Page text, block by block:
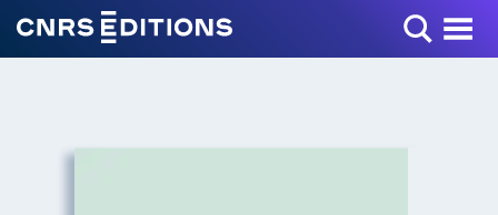
Toggle Menu